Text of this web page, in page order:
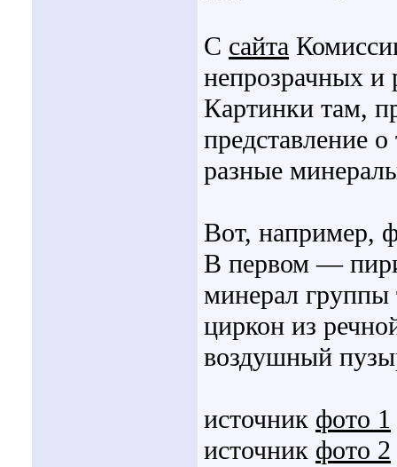
С сайта
непрозрачных и
Картинки там,
представление
разные
Вот, например,
В первом —
минерал группы
циркон из
воздушный
источник фото 1
источник фото 2